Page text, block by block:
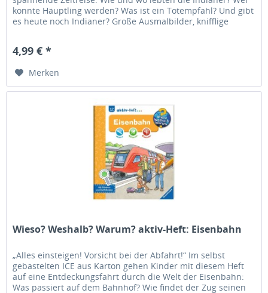
konnte Häuptling werden? Was ist ein Totempfahl? Und gibt
es heute noch Indianer? Große Ausmalbilder, knifflige
4,99 € *
Merken
Wieso? Weshalb? Warum? aktiv-Heft: Eisenbahn
„Alles einsteigen! Vorsicht bei der Abfahrt!“ Im selbst
gebastelten ICE aus Karton gehen Kinder mit diesem Heft
auf eine Entdeckungsfahrt durch die Welt der Eisenbahn:
Was passiert auf dem Bahnhof? Wie findet der Zug seinen